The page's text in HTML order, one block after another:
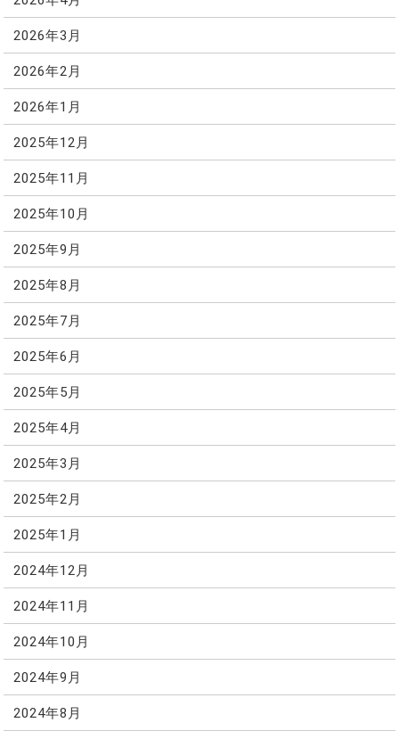
2026年3月
2026年2月
2026年1月
2025年12月
2025年11月
2025年10月
2025年9月
2025年8月
2025年7月
2025年6月
2025年5月
2025年4月
2025年3月
2025年2月
2025年1月
2024年12月
2024年11月
2024年10月
2024年9月
2024年8月